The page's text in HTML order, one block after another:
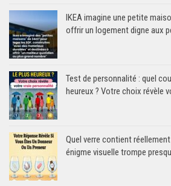
IKEA imagine une petite
offrir un logement digne aux
Test de personnalité : quel
heureux ? Votre choix révèle
Quel verre contient
énigme visuelle trompe